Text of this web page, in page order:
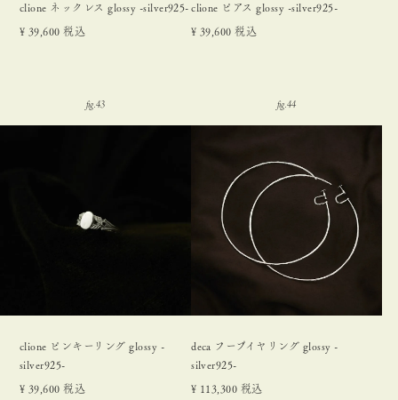
clione ネックレス glossy -silver925-
¥ 39,600 税込
clione ピアス glossy -silver925-
¥ 39,600 税込
clione ピンキーリング glossy -
silver925-
¥ 39,600 税込
deca フープイヤリング glossy -
silver925-
¥ 113,300 税込